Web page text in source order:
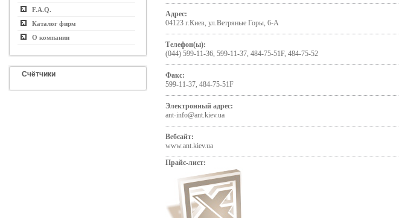
F.A.Q.
Каталог фирм
О компании
Счётчики
Адрес:
04123 г.Киев, ул.Ветряные Горы, 6-А
Телефон(ы):
(044) 599-11-36, 599-11-37, 484-75-51F, 484-75-52
Факс:
599-11-37, 484-75-51F
Электронный адрес:
ant-info@ant.kiev.ua
Вебсайт:
www.ant.kiev.ua
Прайс-лист: